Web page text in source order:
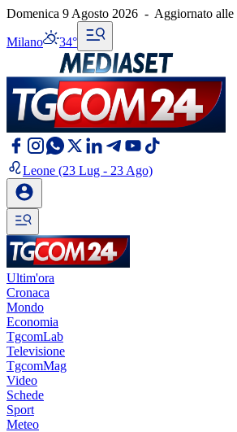
Domenica 9 Agosto 2026 - Aggiornato alle
Milano 34°
Leone (23 Lug - 23 Ago)
Ultim'ora
Cronaca
Mondo
Economia
TgcomLab
Televisione
TgcomMag
Video
Schede
Sport
Meteo